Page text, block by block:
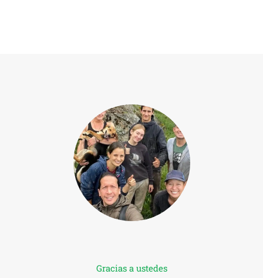
Gracias a ustedes